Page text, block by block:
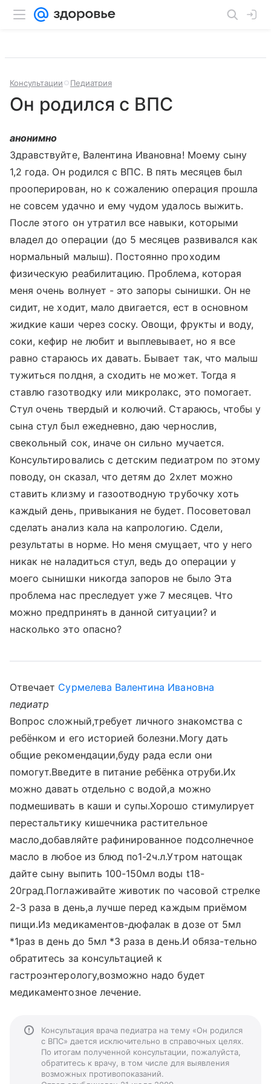
Консультации Педиатрия
Он родился с ВПС
анонимно
Здравствуйте, Валентина Ивановна! Моему сыну
1,2 года. Он родился с ВПС. В пять месяцев был
прооперирован, но к сожалению операция прошла
не совсем удачно и ему чудом удалось выжить.
После этого он утратил все навыки, которыми
владел до операции (до 5 месяцев развивался как
нормальный малыш). Постоянно проходим
физическую реабилитацию. Проблема, которая
меня очень волнует - это запоры сынишки. Он не
сидит, не ходит, мало двигается, ест в основном
жидкие каши через соску. Овощи, фрукты и воду,
соки, кефир не любит и выплевывает, но я все
равно стараюсь их давать. Бывает так, что малыш
тужиться полдня, а сходить не может. Тогда я
ставлю газотводку или микролакс, это помогает.
Стул очень твердый и колючий. Стараюсь, чтобы у
сына стул был ежедневно, даю чернослив,
свекольный сок, иначе он сильно мучается.
Консультировались с детским педиатром по этому
поводу, он сказал, что детям до 2хлет можно
ставить клизму и газоотводную трубочку хоть
каждый день, привыкания не будет. Посоветовал
сделать анализ кала на капрологию. Сдели,
результаты в норме. Но меня смущает, что у него
никак не наладиться стул, ведь до операции у
моего сынишки никогда запоров не было Эта
проблема нас преследует уже 7 месяцев. Что
можно предпринять в данной ситуации? и
насколько это опасно?
Отвечает Сурмелева Валентина Ивановна
педиатр
Вопрос сложный,требует личного знакомства с
ребёнком и его историей болезни.Могу дать
общие рекомендации,буду рада если они
помогут.Введите в питание ребёнка отруби.Их
можно давать отдельно с водой,а можно
подмешивать в каши и супы.Хорошо стимулирует
перестальтику кишечника растительное
масло,добавляйте рафинированное подсолнечное
масло в любое из блюд по1-2ч.л.Утром натощак
дайте сыну выпить 100-150мл воды t18-
20град.Поглаживайте животик по часовой стрелке
2-3 раза в день,а лучше перед каждым приёмом
пищи.Из медикаментов-дюфалак в дозе от 5мл
*1раз в день до 5мл *3 раза в день.И обяза-тельно
обратитесь за консультацией к
гастроэнтерологу,возможно надо будет
медикаментозное лечение.
Консультация врача педиатра на тему «Он родился
с ВПС» дается исключительно в справочных целях.
По итогам полученной консультации, пожалуйста,
обратитесь к врачу, в том числе для выявления
возможных противопоказаний.